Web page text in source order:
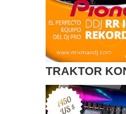
TRAKTOR